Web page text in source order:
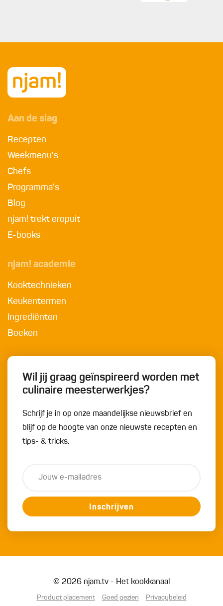
Aan de slag
Recepten
Weekmenu's
Chefs
Programma's
Blog
njam! trekt eropuit
E-books
njam! academie
Kooktechnieken
Keukentermen
Ingrediënten
Boeken
Wil jij graag geïnspireerd worden met
culinaire meesterwerkjes?
Schrijf je in op onze maandelijkse nieuwsbrief en
blijf op de hoogte van onze nieuwste recepten en
tips- & tricks.
Inschrijven
© 2026 njam.tv - Het kookkanaal
Product placement Goed gezien Privacybeleid